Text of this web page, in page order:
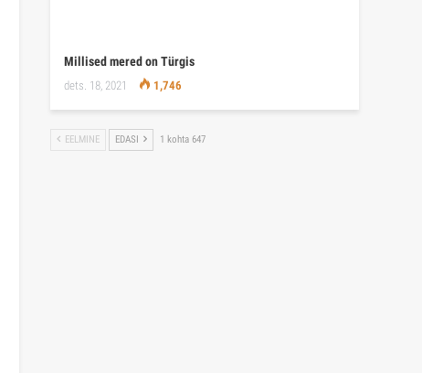
Millised mered on Türgis
dets. 18, 2021 1,746
EELMINE EDASI 1 kohta 647